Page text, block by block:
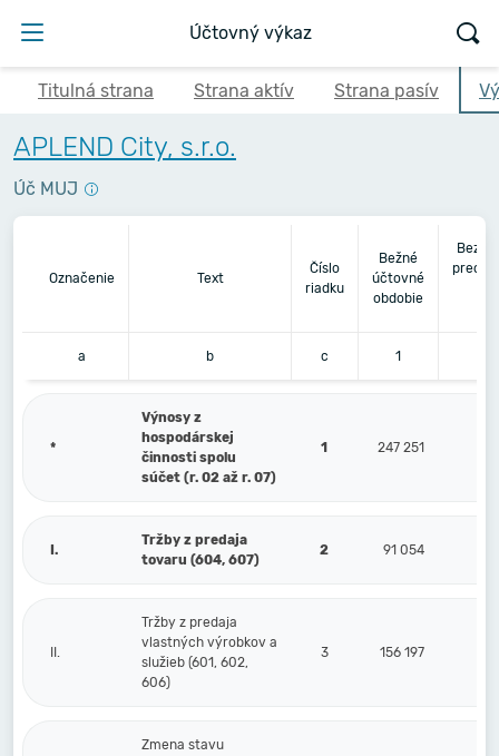
Účtovný výkaz
Titulná strana Strana aktív Strana pasív
APLEND City, s.r.o.
Úč MUJ
Označenie Text
Číslo
riadku
Bežné
účtovné
obdobie
a b c 1
*
Výnosy z
hospodárskej
činnosti spolu
súčet (r. 02 až r. 07)
1 247 251
I.
Tržby z predaja
tovaru (604, 607)
2 91 054
II.
Tržby z predaja
vlastných výrobkov a
služieb (601, 602,
606)
3 156 197
Zmena stavu